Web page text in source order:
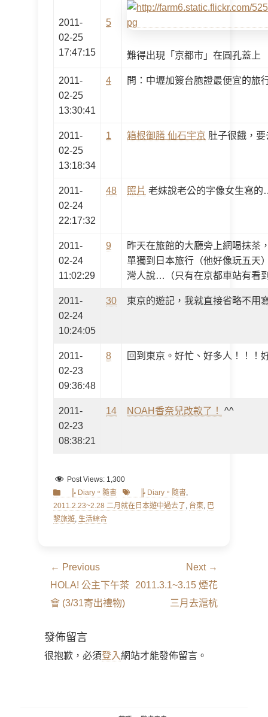
2011-
02-25
17:47:15
5
難得出現「京都市」在圓孔蓋上
2011-
02-25
13:30:41
4 問：中壢加簽台胞證最便宜的旅
2011-
02-25
13:18:34
1 箱根御膳 仙石宇京 肚子很餓，
2011-
02-24
22:17:32
48 照片 老妹說老公的字像女生寫
2011-
02-24
11:02:29
9
昨天在旅館的大廳旁上網喝抹茶
單獨到日本旅行（他好像玩五天
灣人說…（只有在京都車站有看
2011-
02-24
10:24:05
30 東京的遊記，我就直接省略不用
2011-
02-23
09:36:48
8 回到東京。好忙、好多人！！！
2011-
02-23
08:38:21
14 NOAH香奈兒改款了！ ^^
Post Views: 1,300
Categories
╠ Diary。隨書 Tags ╠ Diary。隨書,
2011.2.23~2.28 二月就在日本遊中過去了 , 台東, 巴
黎旅遊, 生活綜合
文
章
導
覽
← Previous
Previous
post:
HOLA! 公主下午茶
會 (3/31寄出禮物)
Next →
Next
2011.3.1~3.15 煙花
三月去滬杭
發佈留言
很抱歉，必須登入網站才能發佈留言。